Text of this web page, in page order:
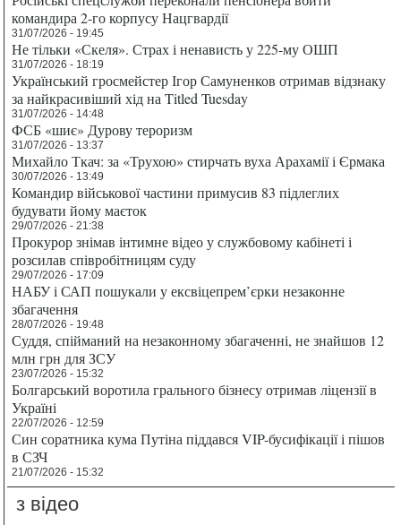
командира 2-го корпусу Нацгвардії
31/07/2026 - 19:45
Не тільки «Скеля». Страх і ненависть у 225-му ОШП
31/07/2026 - 18:19
Український гросмейстер Ігор Самуненков отримав відзнаку
за найкрасивіший хід на Titled Tuesday
31/07/2026 - 14:48
ФСБ «шиє» Дурову тероризм
31/07/2026 - 13:37
Михайло Ткач: за «Трухою» стирчать вуха Арахамії і Єрмака
30/07/2026 - 13:49
Командир військової частини примусив 83 підлеглих
будувати йому маєток
29/07/2026 - 21:38
Прокурор знімав інтимне відео у службовому кабінеті і
розсилав співробітницям суду
29/07/2026 - 17:09
НАБУ і САП пошукали у ексвіцепрем’єрки незаконне
збагачення
28/07/2026 - 19:48
Суддя, спійманий на незаконному збагаченні, не знайшов 12
млн грн для ЗСУ
23/07/2026 - 15:32
Болгарський воротила грального бізнесу отримав ліцензії в
Україні
22/07/2026 - 12:59
Син соратника кума Путіна піддався VIP-бусифікації і пішов
в СЗЧ
21/07/2026 - 15:32
з відео